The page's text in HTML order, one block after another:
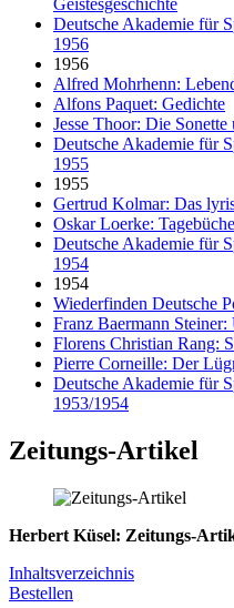
Deutsche Akademie für
1956
1956
Alfred Mohrhenn:
Alfons Paquet: Gedichte
Jesse Thoor: Die
Deutsche Akademie für
1955
1955
Gertrud Kolmar: Das
Oskar Loerke:
Deutsche Akademie für
1954
1954
Wiederfinden Deutsche
Franz Baermann
Florens Christian Rang:
Pierre Corneille: Der
Deutsche Akademie für
1953/1954
Zeitungs-Artikel
Herbert Küsel: Zeitungs-
Inhaltsverzeichnis
Bestellen